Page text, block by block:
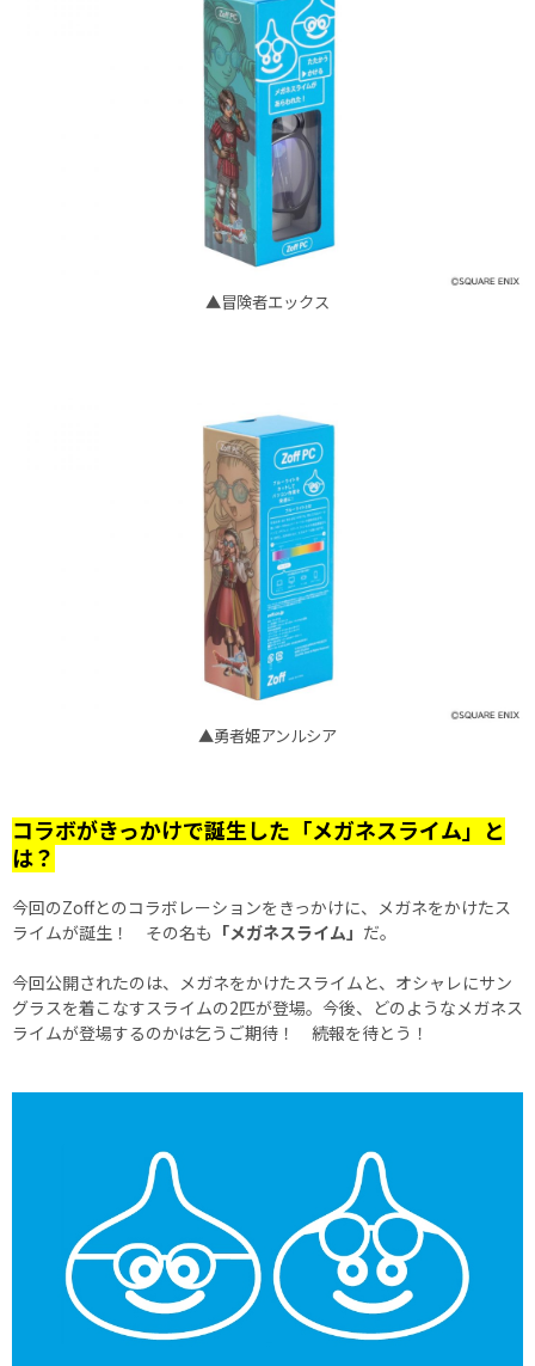
▲冒険者エックス
▲勇者姫アンルシア
コラボがきっかけで誕生した「メガネスライム」と
は？
今回のZoffとのコラボレーションをきっかけに、メガネをかけたス
ライムが誕生！ その名も 「メガネスライム」 だ。
今回公開されたのは、メガネをかけたスライムと、オシャレにサン
グラスを着こなすスライムの2匹が登場。今後、どのようなメガネス
ライムが登場するのかは乞うご期待！ 続報を待とう！